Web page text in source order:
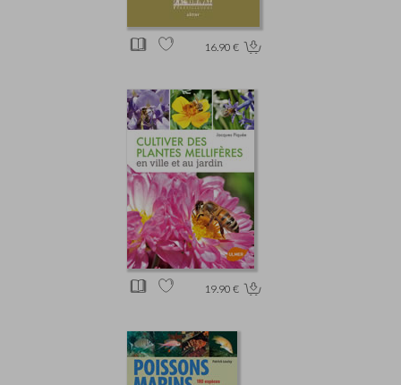
16.90 €
19.90 €